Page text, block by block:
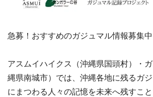
急募！おすすめのガジュマル情報募集中
アスムイハイクス（沖縄県国頭村）・
縄県南城市）では、沖縄各地に残るガ
にまつわる人々の記憶を未来へ残すこ